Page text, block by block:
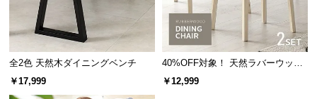
全2色 天然木ダイニングベンチ
￥17,999
40%OFF対象！ 天然ラバーウッド
製 ダイニングチェア2脚セット
￥12,999